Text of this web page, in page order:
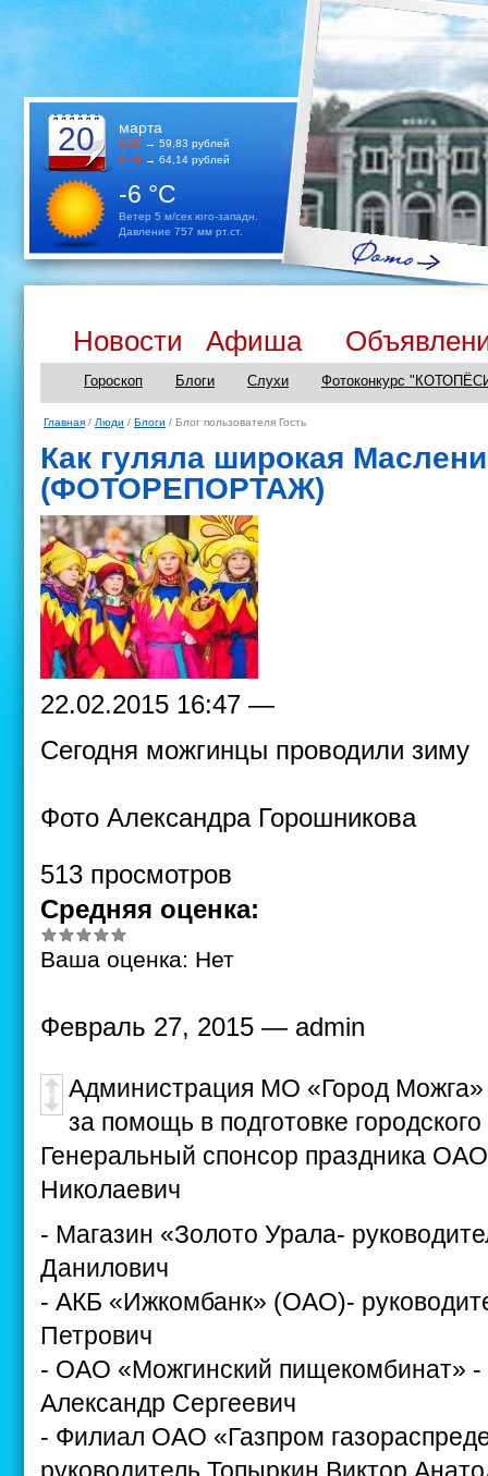
20 марта
USD → 59,83 рублей
EUR → 64,14 рублей
-6 °C
Ветер 5 м/сек юго-западн.
Давление 757 мм рт.ст.
Новости Афиша
Гороскоп Блоги Слухи Фотоконкурс
Главная / Люди / Блоги / Блог пользователя Гость
Как гуляла широкая
(ФОТОРЕПОРТАЖ)
22.02.2015 16:47 —
Сегодня можгинцы проводили зиму
Фото Александра Горошникова
513 просмотров
Средняя оценка:
Ваша оценка: Нет
Февраль 27, 2015 — admin
Администрация МО «Город Можга»
за помощь в подготовке
Генеральный спонсор праздника
Николаевич
- Магазин «Золото Урала-
Данилович
- АКБ «Ижкомбанк» (ОАО)-
Петрович
- ОАО «Можгинский пищекомбинат» -
Александр Сергеевич
- Филиал ОАО «Газпром